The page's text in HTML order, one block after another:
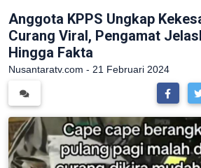
Anggota KPPS Ungkap
Curang Viral, Pengamat
Hingga Fakta
Nusantaratv.com - 21 Februari 2024